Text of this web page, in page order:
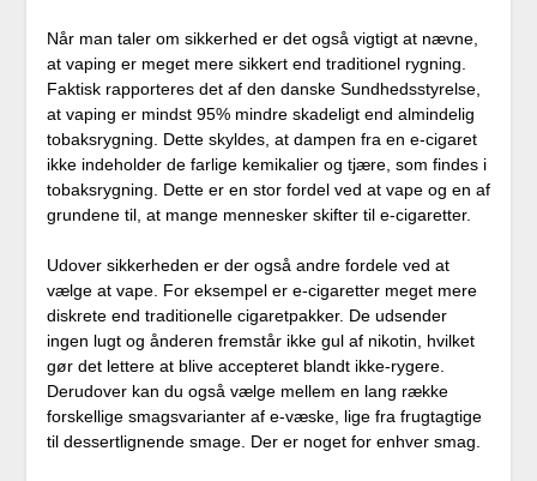
Når man taler om sikkerhed er det også vigtigt at nævne,
at vaping er meget mere sikkert end traditionel rygning.
Faktisk rapporteres det af den danske Sundhedsstyrelse,
at vaping er mindst 95% mindre skadeligt end almindelig
tobaksrygning. Dette skyldes, at dampen fra en e-cigaret
ikke indeholder de farlige kemikalier og tjære, som findes i
tobaksrygning. Dette er en stor fordel ved at vape og en af
grundene til, at mange mennesker skifter til e-cigaretter.
Udover sikkerheden er der også andre fordele ved at
vælge at vape. For eksempel er e-cigaretter meget mere
diskrete end traditionelle cigaretpakker. De udsender
ingen lugt og ånderen fremstår ikke gul af nikotin, hvilket
gør det lettere at blive accepteret blandt ikke-rygere.
Derudover kan du også vælge mellem en lang række
forskellige smagsvarianter af e-væske, lige fra frugtagtige
til dessertlignende smage. Der er noget for enhver smag.